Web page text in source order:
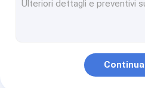
Continua